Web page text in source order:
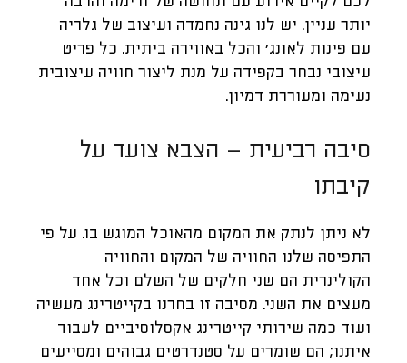
יותר עניין. יש לנו גינה נחמדה ועיצוב של גלריה
עם פינות לאונג׳ והכל באווירה ביתית. כל פריט
עיצובי נבחר בקפידה על מנת ליצור חוויה עיצובית
נעימה ומעוררת דמיון.
סיבה רביעית – הצבא צועד על
קיבתו
לא ניתן לנתק את המקום מהאוכל המוגש בו. על פי
התפיסה שלנו החוויה של המקום והחוויה
הקולינרית הם שני חלקים של השלם וכל אחד
מעצים את השני. מסיבה זו בחרנו בקייטרינג מעשיה
ועוד כמה שירותי קייטרינג אקסלוסיביים לעבוד
איתנו; הם שומרים על סטנדרטים גבוהים ומסייעים